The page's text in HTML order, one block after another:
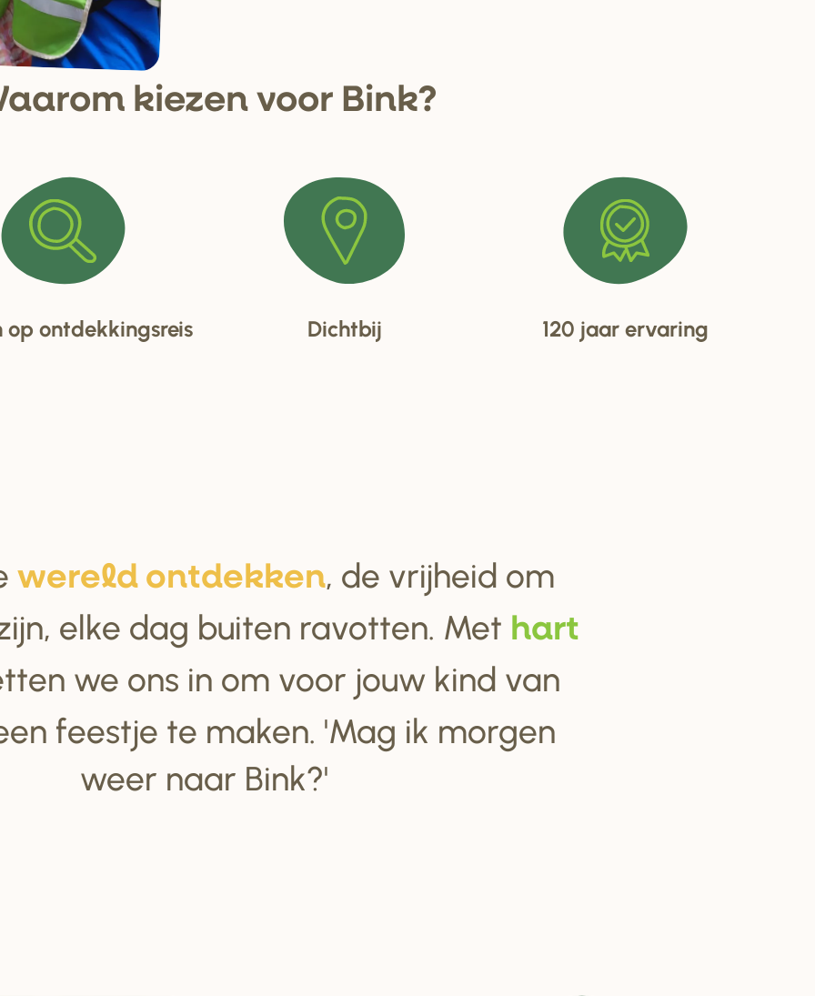
rom kiezen voorBink?
op ontdekkingsreis Dichtbij 120 jaar ervaring
wereld ontdekken, de vrijheid om
elke dag buiten ravotten. Met hart
we ons in om voor jouw kind van
feestje te maken. 'Mag ik morgen
weer naar Bink?'